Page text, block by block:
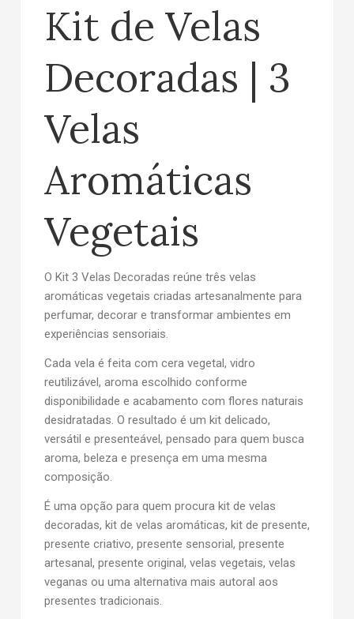
Kit de Velas
Decoradas | 3
Velas
Aromáticas
Vegetais
O Kit 3 Velas Decoradas reúne três velas
aromáticas vegetais criadas artesanalmente para
perfumar, decorar e transformar ambientes em
experiências sensoriais.
Cada vela é feita com cera vegetal, vidro
reutilizável, aroma escolhido conforme
disponibilidade e acabamento com flores naturais
desidratadas. O resultado é um kit delicado,
versátil e presenteável, pensado para quem busca
aroma, beleza e presença em uma mesma
composição.
É uma opção para quem procura kit de velas
decoradas, kit de velas aromáticas, kit de presente,
presente criativo, presente sensorial, presente
artesanal, presente original, velas vegetais, velas
veganas ou uma alternativa mais autoral aos
presentes tradicionais.